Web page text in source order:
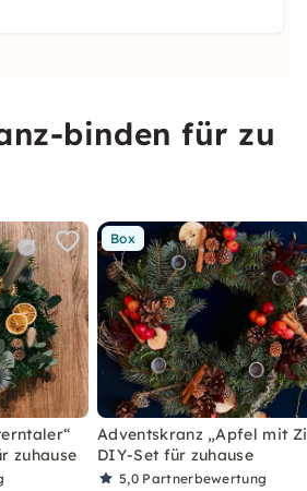
binden für zu
zuhause
Box
Adventskranz „Apfel mit
DIY-Set für zuhause
5,0 Partnerbewertung